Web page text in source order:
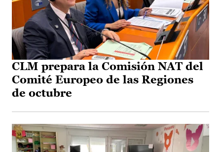
CLM prepara la Comisión NAT del
Comité Europeo de las Regiones
de octubre